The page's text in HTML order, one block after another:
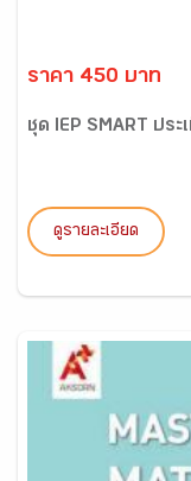
ราคา 450 บาท
ชุด IEP SMART ปร
ดูรายละเอียด